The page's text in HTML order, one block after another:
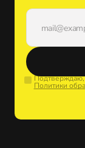
Подтверждаю,
Политики